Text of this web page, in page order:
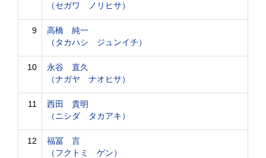
（セガワ ノリヒサ）
9
高橋 純一
（タカハシ ジュンイチ）
10
永谷 直久
（ナガヤ ナオヒサ）
11
西田 貴明
（ニシダ タカアキ）
12
福冨 言
（フクトミ ゲン）